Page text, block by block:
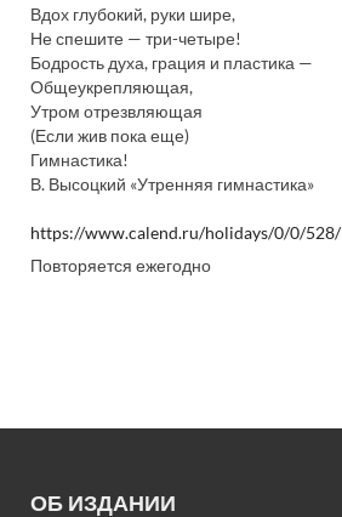
Вдох глубокий, руки шире,
Не спешите — три-четыре!
Бодрость духа, грация и пластика —
Общеукрепляющая,
Утром отрезвляющая
(Если жив пока еще)
Гимнастика!
В. Высоцкий «Утренняя гимнастика»
https://www.calend.ru/holidays/0/0/528/
Повторяется ежегодно
ОБ ИЗДАНИИ